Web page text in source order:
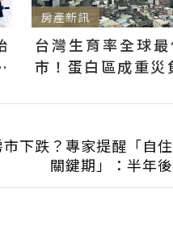
房產新訊
台灣生育率全球
市！蛋白區成重災
下跌？專家提醒「自
關鍵期」：半年